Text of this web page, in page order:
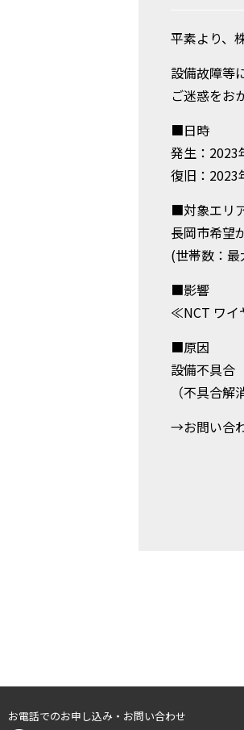
平素より、
設備故障等
ご迷惑をお
■日時
発生：
復旧：
■対象エリ
長岡市希望
(世帯数：
■影響
≪NCT
■原因
設備不具合
（不具合解
→お問い合
お電話でのお申し込み・お問い合わせ